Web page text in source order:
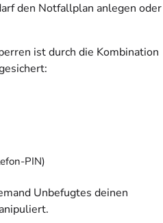
den Notfallplan anlegen oder
ist durch die Kombination
PIN)
Unbefugtes deinen